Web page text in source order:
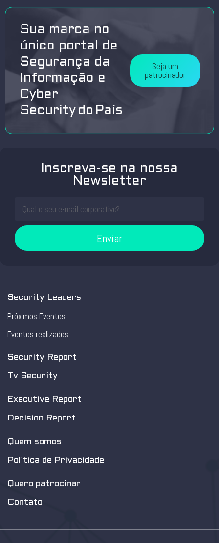
Sua marca no
único portal de
Segurança da
Informação e
Cyber
Security do País
Seja um
patrocinador
Inscreva-se na nossa
Newsletter
Enviar
Security Leaders
Próximos Eventos
Eventos realizados
Security Report
Tv Security
Executive Report
Decision Report
Quem somos
Política de Privacidade
Quero patrocinar
Contato